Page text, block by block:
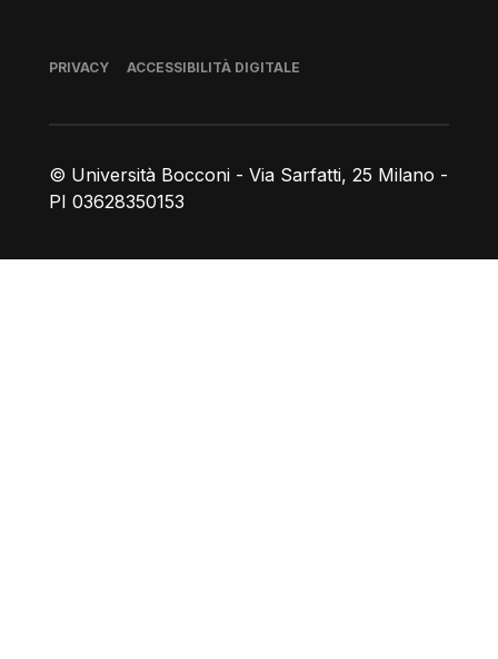
© Università Bocconi - Via Sarfatti, 25 Milano -
PI 03628350153
Piè di pagina
PRIVACY ACCESSIBILITÀ DIGITALE